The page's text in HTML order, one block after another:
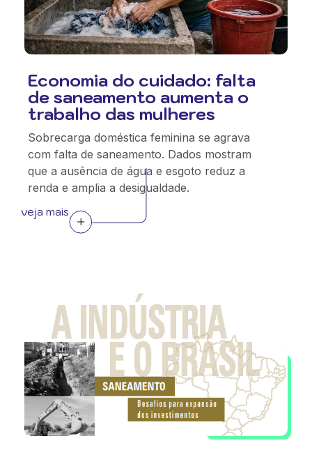
Economia do cuidado: falta
de saneamento aumenta o
trabalho das mulheres
Sobrecarga doméstica feminina se agrava
com falta de saneamento. Dados mostram
que a ausência de água e esgoto reduz a
renda e amplia a desigualdade.
veja mais